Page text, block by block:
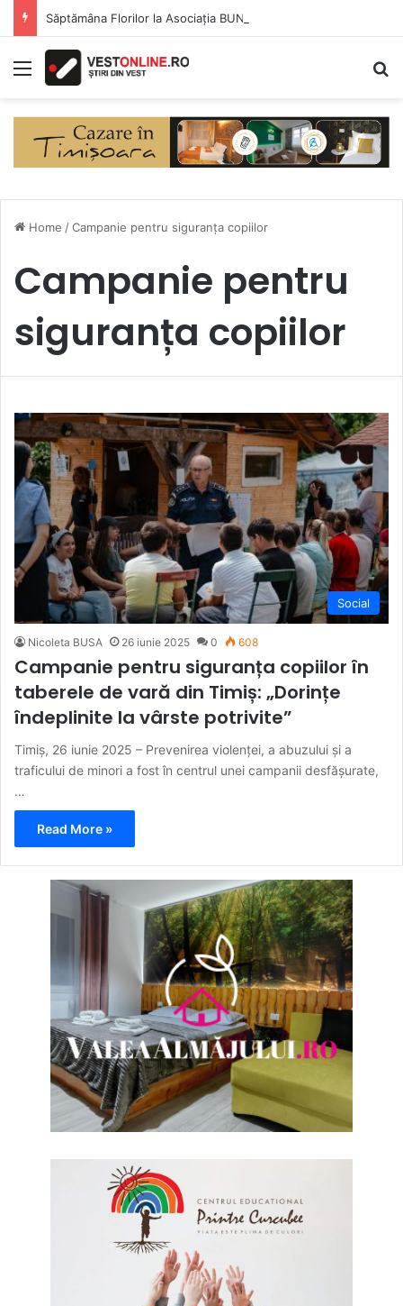
Săptămâna Florilor la Asociația BUNETI
Menu
Home /Campanie pentru siguranța copiilor
Campanie pentru
siguranța copiilor
Social
Nicoleta BUSA 26 iunie 2025 0 608
Campanie pentru siguranța copiilor în
taberele de vară din Timiș: „Dorințe
îndeplinite la vârste potrivite”
Timiș, 26 iunie 2025 – Prevenirea violenței, a abuzului și a
traficului de minori a fost în centrul unei campanii desfășurate,
…
Read More »